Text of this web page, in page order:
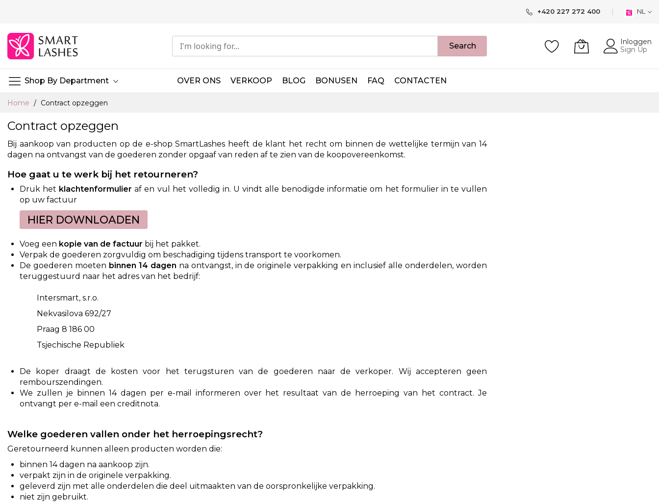
inhoud
+420 227 272 400 NL
Shop By Department
Search
Inloggen
Sign Up
OVER ONS VERKOOP BLOG BONUSEN FAQ CONTACTEN
Home Contract opzeggen
Contract opzeggen
Bij aankoop van producten op de e-shop SmartLashes heeft de klant het recht om binnen de wettelijke termijn van 14
dagen na ontvangst van de goederen zonder opgaaf van reden af te zien van de koopovereenkomst.
Hoe gaat u te werk bij het retourneren?
Druk het klachtenformulier af en vul het volledig in. U vindt alle benodigde informatie om het formulier in te vullen
op uw factuur
HIER DOWNLOADEN
Voeg een kopie van de factuur bij het pakket.
Verpak de goederen zorgvuldig om beschadiging tijdens transport te voorkomen.
De goederen moeten binnen 14 dagen na ontvangst, in de originele verpakking en inclusief alle onderdelen, worden
teruggestuurd naar het adres van het bedrijf:
Intersmart, s.r.o.
Nekvasilova 692/27
Praag 8 186 00
Tsjechische Republiek
De koper draagt de kosten voor het terugsturen van de goederen naar de verkoper. Wij accepteren geen
rembourszendingen.
We zullen je binnen 14 dagen per e-mail informeren over het resultaat van de herroeping van het contract. Je
ontvangt per e-mail een creditnota.
Welke goederen vallen onder het herroepingsrecht?
Geretourneerd kunnen alleen producten worden die:
binnen 14 dagen na aankoop zijn.
verpakt zijn in de originele verpakking.
geleverd zijn met alle onderdelen die deel uitmaakten van de oorspronkelijke verpakking.
niet zijn gebruikt.